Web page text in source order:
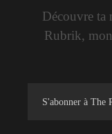
Découvre ta
Rubrik,